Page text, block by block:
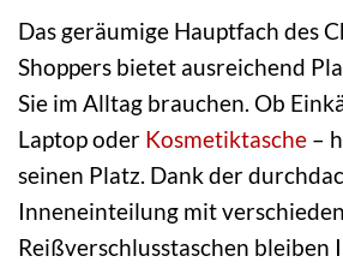
Das geräumige Hauptfach des
Shoppers bietet ausreichend
Sie im Alltag brauchen. Ob
Laptop oder Kosmetiktasche –
seinen Platz. Dank der
Inneneinteilung mit
Reißverschlusstaschen bleiben